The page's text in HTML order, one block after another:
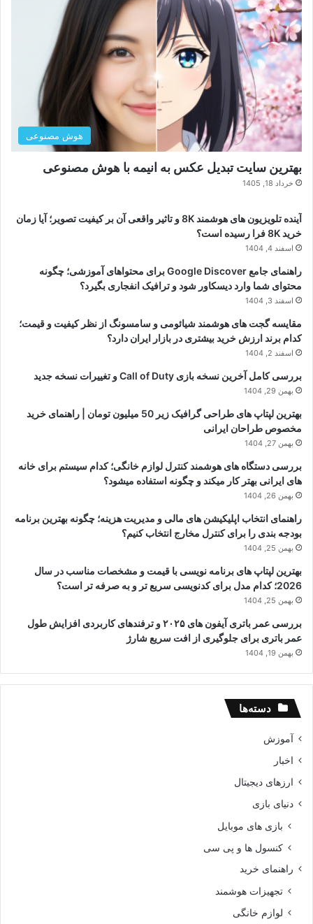
هوش مصنوعی
بهترین سایت تبدیل عکس به انیمه با هوش مصنوعی
خرداد 18, 1405
آینده تلویزیون های هوشمند 8K و تاثیر واقعی آن بر کیفیت تصویر؛ آیا زمان
خرید 8K فرا رسیده است؟
اسفند 4, 1404
راهنمای جامع Google Discover برای محتواهای آموزشی؛ چگونه
محتوای شما وارد دیسکاور شود و ترافیک انفجاری بگیرد؟
اسفند 3, 1404
مقایسه گجت های هوشمند شیائومی و سامسونگ از نظر کیفیت و قیمت؛
کدام برند ارزش خرید بیشتری در بازار ایران دارد؟
اسفند 2, 1404
بررسی کامل آخرین نسخه بازی Call of Duty و تغییرات نسخه جدید
بهمن 29, 1404
بهترین لپتاپ های طراحی گرافیک زیر 50 میلیون تومان | راهنمای خرید
مخصوص طراحان ایرانی
بهمن 27, 1404
بررسی دستگاه های هوشمند کنترل لوازم خانگی؛ کدام سیستم برای خانه
های ایرانی بهتر کار میکند و چگونه استفاده میشود؟
بهمن 26, 1404
راهنمای انتخاب اپلیکیشن های مالی و مدیریت هزینه؛ چگونه بهترین برنامه
بودجه بندی را برای کنترل مخارج انتخاب کنیم؟
بهمن 25, 1404
بهترین لپتاپ های برنامه نویسی با قیمت و مشخصات مناسب در سال
2026؛ کدام مدل برای کدنویسی سریع تر و به صرفه تر است؟
بهمن 25, 1404
بررسی عمر باتری آیفون های ۲۰۲۵ و ترفندهای کاربردی افزایش طول
عمر باتری برای جلوگیری از افت سریع شارژ
بهمن 19, 1404
دسته‌ها
آموزش
اخبار
ارزهای دیجیتال
دنیای بازی
بازی های موبایل
کنسول ها و پی سی
راهنمای خرید
تجهیزات هوشمند
لوازم خانگی